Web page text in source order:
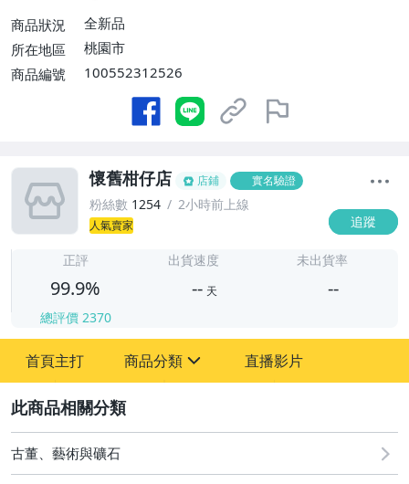
商品狀況
全新品
所在地區
桃園市
商品編號
100552312526
懷舊柑仔店 店鋪 實名驗證
粉絲數 1254 2小時前上線
人氣賣家 追蹤
正評
99.9%
總評價 2370
出貨速度
-- 天
未出貨率
--
首頁主打 商品分類
其它
直播影片
古董、藝術與礦石